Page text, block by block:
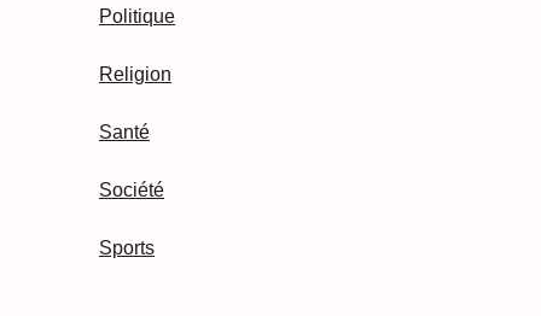
Politique
Religion
Santé
Société
Sports